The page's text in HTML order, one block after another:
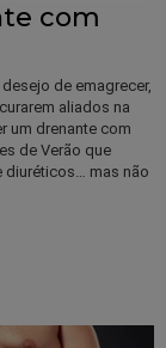
com
de emagrecer,
aliados na
um drenante com
de Verão que
diuréticos… mas não